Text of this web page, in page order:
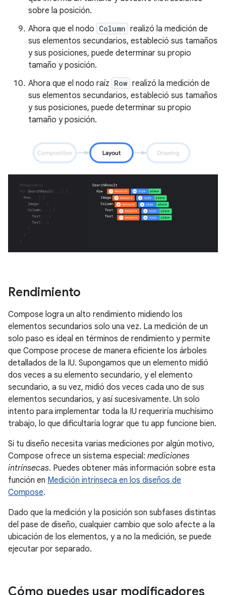
sobre la posición.
Ahora que el nodo Column realizó la medición de
sus elementos secundarios, estableció sus tamaños
y sus posiciones, puede determinar su propio
tamaño y posición.
Ahora que el nodo raíz Row realizó la medición de
sus elementos secundarios, estableció sus tamaños
y sus posiciones, puede determinar su propio
tamaño y posición.
Rendimiento
Compose logra un alto rendimiento midiendo los
elementos secundarios solo una vez. La medición de un
solo paso es ideal en términos de rendimiento y permite
que Compose procese de manera eficiente los árboles
detallados de la IU. Supongamos que un elemento midió
dos veces a su elemento secundario, y el elemento
secundario, a su vez, midió dos veces cada uno de sus
elementos secundarios, y así sucesivamente. Un solo
intento para implementar toda la IU requeriría muchísimo
trabajo, lo que dificultaría lograr que tu app funcione bien.
Si tu diseño necesita varias mediciones por algún motivo,
Compose ofrece un sistema especial: mediciones
intrínsecas. Puedes obtener más información sobre esta
función en Medición intrínseca en los diseños de
Compose.
Dado que la medición y la posición son subfases distintas
del pase de diseño, cualquier cambio que solo afecte a la
ubicación de los elementos, y a no la medición, se puede
ejecutar por separado.
Cómo puedes usar modificadores